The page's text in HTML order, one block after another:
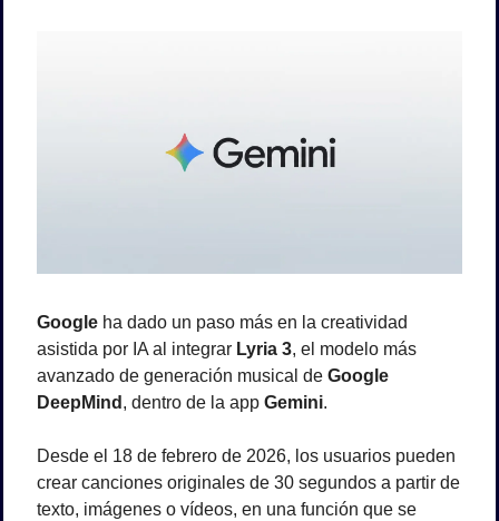
Google ha dado un paso más en la creatividad
asistida por IA al integrar Lyria 3, el modelo más
avanzado de generación musical de Google
DeepMind , dentro de la app Gemini.
Desde el 18 de febrero de 2026, los usuarios pueden
crear canciones originales de 30 segundos a partir de
texto, imágenes o vídeos, en una función que se